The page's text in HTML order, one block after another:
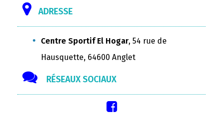
ADRESSE
Centre Sportif El Hogar, 54 rue de
Hausquette, 64600 Anglet
RÉSEAUX SOCIAUX